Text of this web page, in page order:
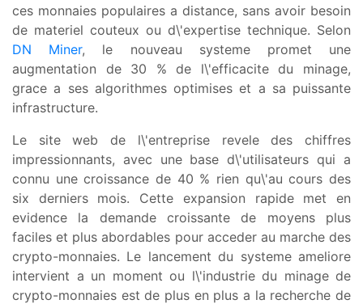
ces monnaies populaires a distance, sans avoir besoin
de materiel couteux ou d\'expertise technique. Selon
DN Miner, le nouveau systeme promet une
augmentation de 30 % de l\'efficacite du minage,
grace a ses algorithmes optimises et a sa puissante
infrastructure.
Le site web de l\'entreprise revele des chiffres
impressionnants, avec une base d\'utilisateurs qui a
connu une croissance de 40 % rien qu\'au cours des
six derniers mois. Cette expansion rapide met en
evidence la demande croissante de moyens plus
faciles et plus abordables pour acceder au marche des
crypto-monnaies. Le lancement du systeme ameliore
intervient a un moment ou l\'industrie du minage de
crypto-monnaies est de plus en plus a la recherche de